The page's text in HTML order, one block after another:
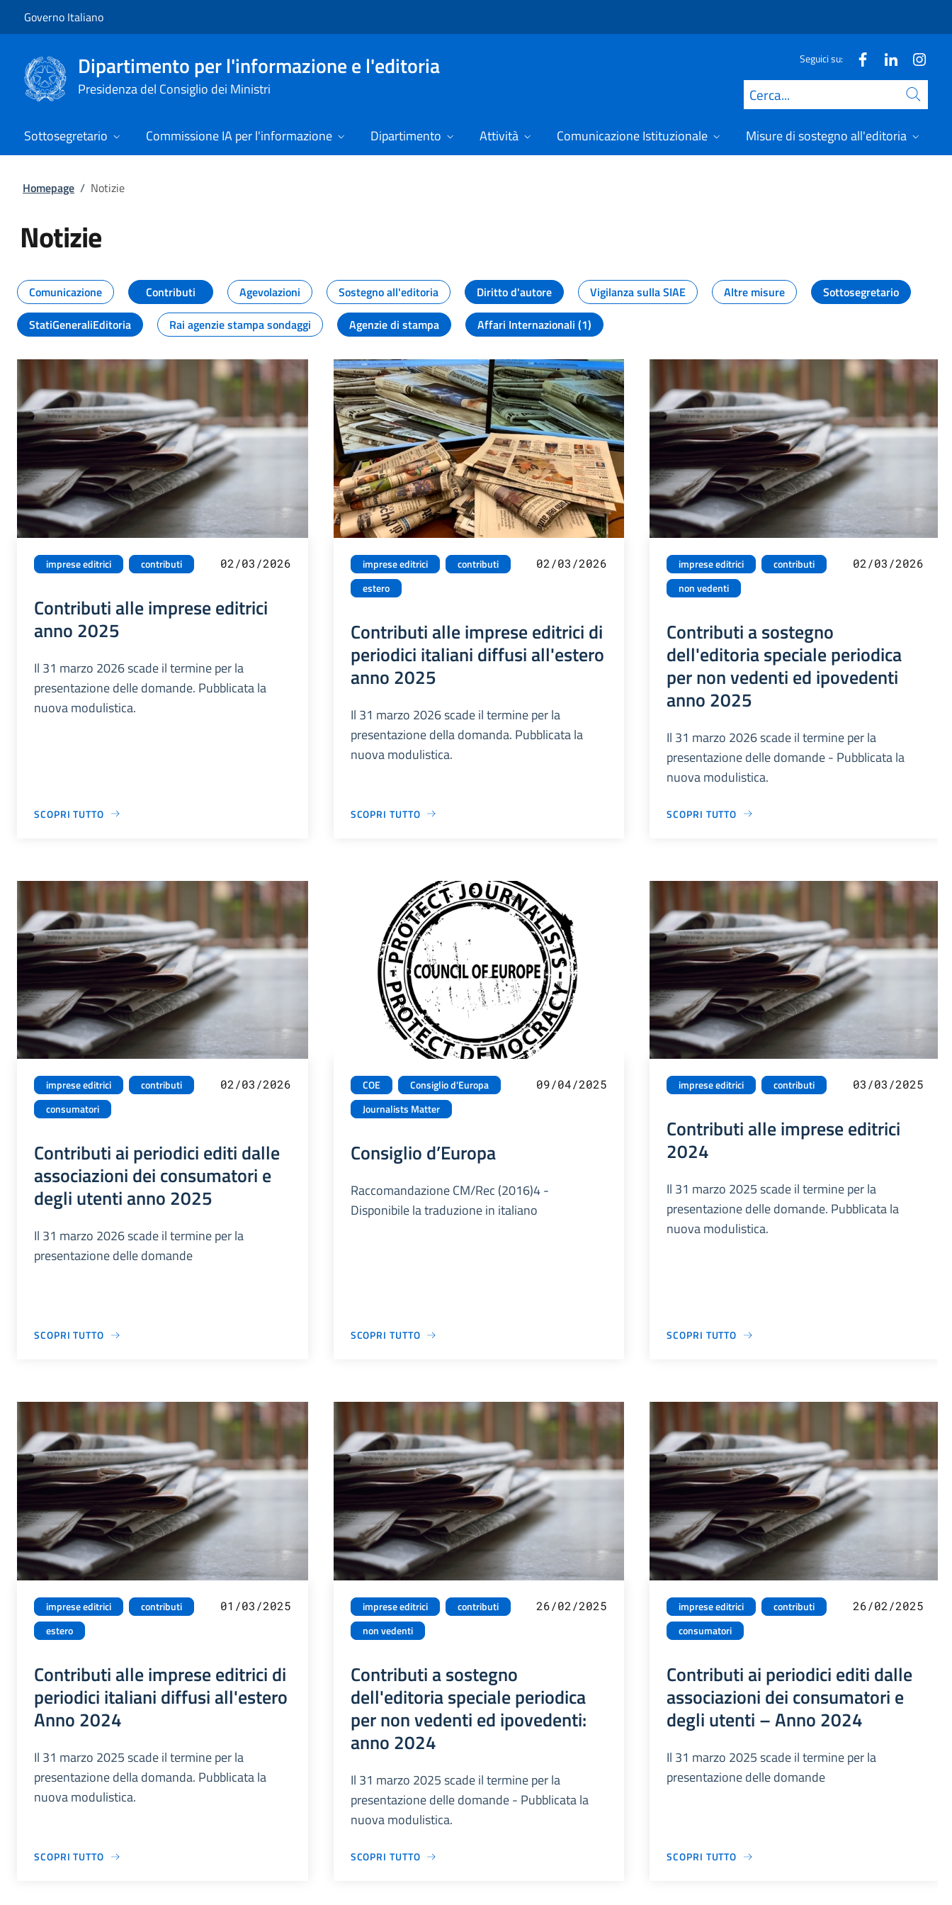
Governo Italiano
Dipartimento per l'informazione e l'editoria
Presidenza del Consiglio dei Ministri
Seguici su:
Cerca
Sottosegretario Commissione IA per l'informazione Dipartimento Attività Comunicazione Istituzionale Misure di sostegno all'editoria
Homepage / Notizie
Notizie
Tutti i contenuti della pagina Notizie
Comunicazione Contributi Agevolazioni Sostegno all'editoria Diritto d'autore Vigilanza sulla SIAE Altre misure
Sottosegretario
StatiGeneraliEditoria
Rai agenzie stampa sondaggi Agenzie di stampa Affari Internazionali (1)
imprese editrici contributi 02/03/2026
Contributi alle imprese editrici
anno 2025
Il 31 marzo 2026 scade il termine per la
presentazione delle domande. Pubblicata la
nuova modulistica.
SCOPRI TUTTO
imprese editrici
contributi
estero
02/03/2026
Contributi alle imprese editrici di
periodici italiani diffusi all'estero
anno 2025
Il 31 marzo 2026 scade il termine per la
presentazione della domanda. Pubblicata la
nuova modulistica.
SCOPRI TUTTO
imprese editrici
contributi
non vedenti
02/03/2026
Contributi a sostegno
dell'editoria speciale periodica
per non vedenti ed ipovedenti
anno 2025
Il 31 marzo 2026 scade il termine per la
presentazione delle domande - Pubblicata la
nuova modulistica.
SCOPRI TUTTO
imprese editrici
contributi
consumatori
02/03/2026
Contributi ai periodici editi dalle
associazioni dei consumatori e
degli utenti anno 2025
Il 31 marzo 2026 scade il termine per la
presentazione delle domande
SCOPRI TUTTO
COE
Consiglio d'Europa
Journalists Matter
09/04/2025
Consiglio d’Europa
Raccomandazione CM/Rec (2016)4 -
Disponibile la traduzione in italiano
SCOPRI TUTTO
imprese editrici contributi 03/03/2025
Contributi alle imprese editrici
2024
Il 31 marzo 2025 scade il termine per la
presentazione delle domande. Pubblicata la
nuova modulistica.
SCOPRI TUTTO
imprese editrici
contributi
estero
01/03/2025
Contributi alle imprese editrici di
periodici italiani diffusi all'estero
Anno 2024
Il 31 marzo 2025 scade il termine per la
presentazione della domanda. Pubblicata la
nuova modulistica.
SCOPRI TUTTO
imprese editrici
contributi
non vedenti
26/02/2025
Contributi a sostegno
dell'editoria speciale periodica
per non vedenti ed ipovedenti:
anno 2024
Il 31 marzo 2025 scade il termine per la
presentazione delle domande - Pubblicata la
nuova modulistica.
SCOPRI TUTTO
imprese editrici
contributi
consumatori
26/02/2025
Contributi ai periodici editi dalle
associazioni dei consumatori e
degli utenti – Anno 2024
Il 31 marzo 2025 scade il termine per la
presentazione delle domande
SCOPRI TUTTO